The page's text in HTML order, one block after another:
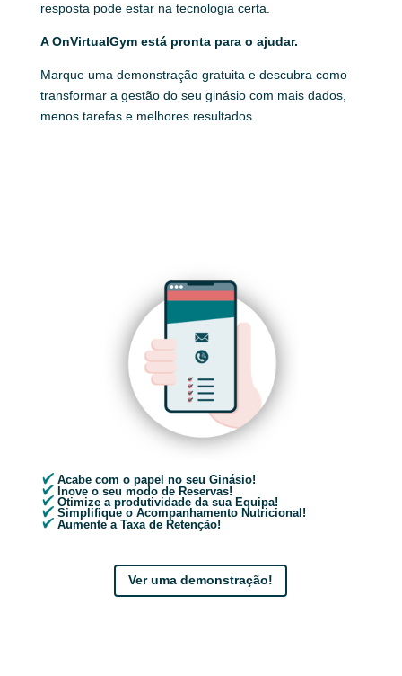
resposta pode estar na tecnologia certa.
A OnVirtualGym está pronta para o ajudar.
Marque uma demonstração gratuita e descubra como
transformar a gestão do seu ginásio com mais dados,
menos tarefas e melhores resultados.
Acabe com o papel no seu Ginásio!
Inove o seu modo de Reservas!
Otimize a produtividade da sua Equipa!
Simplifique o Acompanhamento Nutricional!
Aumente a Taxa de Retenção!
Ver uma demonstração!